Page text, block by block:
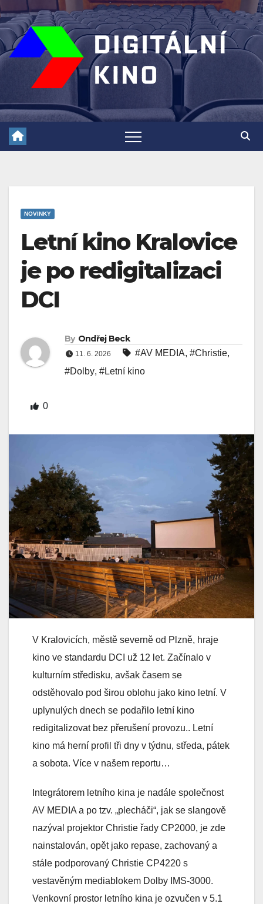
Skip
to
content
NOVINKY
Letní kino Kralovice
je po redigitalizaci
DCI
By Ondřej Beck
11. 6. 2026 #AV MEDIA, #Christie,
#Dolby, #Letní kino
0
V Kralovicích, městě severně od Plzně, hraje
kino ve standardu DCI už 12 let. Začínalo v
kulturním středisku, avšak časem se
odstěhovalo pod širou oblohu jako kino letní. V
uplynulých dnech se podařilo letní kino
redigitalizovat bez přerušení provozu.. Letní
kino má herní profil tři dny v týdnu, středa, pátek
a sobota. Více v našem reportu…
Integrátorem letního kina je nadále společnost
AV MEDIA a po tzv. „plecháči“, jak se slangově
nazýval projektor Christie řady CP2000, je zde
nainstalován, opět jako repase, zachovaný a
stále podporovaný Christie CP4220 s
vestavěným mediablokem Dolby IMS-3000.
Venkovní prostor letního kina je ozvučen v 5.1